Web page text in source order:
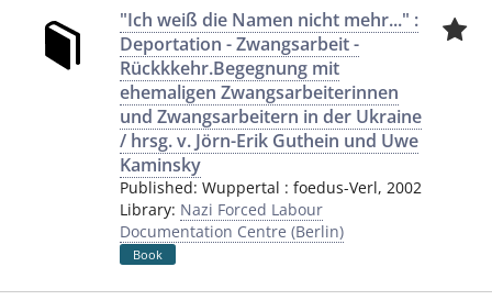
"Ich weiß die Namen nicht mehr..." :
Deportation - Zwangsarbeit -
Rückkkehr.Begegnung mit
ehemaligen Zwangsarbeiterinnen
und Zwangsarbeitern in der Ukraine
/ hrsg. v. Jörn-Erik Guthein und Uwe
Kaminsky
Published: Wuppertal : foedus-Verl, 2002
Library: Nazi Forced Labour
Documentation Centre (Berlin)
Book